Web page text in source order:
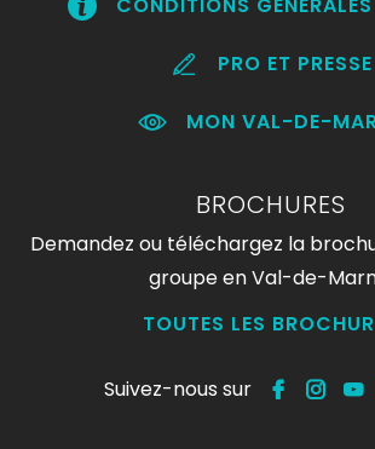
PRO ET PRESSE
MON VAL-DE-
BROCHURES
Demandez ou téléchargez la
groupe en Val-de-
TOUTES LES
Suivez-nous sur